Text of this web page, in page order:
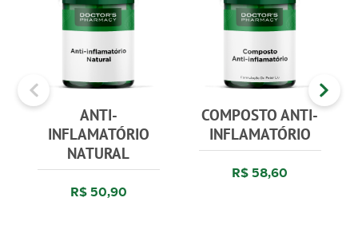
ANTI-
INFLAMATÓRIO
NATURAL
R$ 50,90
COMPOSTO ANTI-
INFLAMATÓRIO
R$ 58,60